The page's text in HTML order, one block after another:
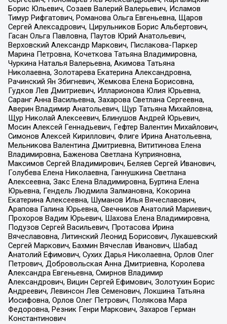
Борис Юльевич, Созаев Валерий Валерьевич, Исламов
Тимур Рифгатович, Романова Ольга Евгеньевна, Щаров
Сергей Алексадрович, Цирульников Борис Альбертович,
Гасан Ольга Павловна, Паутов Юрий Анатольевич,
Верховский Александр Маркович, Пислакова-Паркер
Марина Петровна, Кочеткова Татьяна Владимировна,
Чуркина Наталья Валерьевна, Акимова Татьяна
Николаевна, Золотарева Екатерина Александровна,
Рачинский Ян Збигневич, Жемкова Елена Борисовна,
Гудков Лев Дмитриевич, Илларионова Юлия Юрьевна,
Саранг Анна Васильевна, Захарова Светлана Сергеевна,
Аверин Владимир Анатольевич, Щур Татьяна Михайловна,
Щур Николай Алексеевич, Блинушов Андрей Юрьевич,
Мосин Алексей Геннадьевич, Гефтер Валентин Михайлович,
Симонов Алексей Кириллович, Флиге Ирина Анатольевна,
Мельникова Валентина Дмитриевна, Вититинова Елена
Владимировна, Баженова Светлана Куприяновна,
Максимов Сергей Владимирович, Беляев Сергей Иванович,
Голубева Елена Николаевна, Ганнушкина Светлана
Алексеевна, Закс Елена Владимировна, Буртина Елена
Юрьевна, Гендель Людмила Залмановна, Кокорина
Екатерина Алексеевна, Шуманов Илья Вячеславович,
Арапова Галина Юрьевна, Свечников Анатолий Мариевич,
Прохоров Вадим Юрьевич, Шахова Елена Владимировна,
Подузов Сергей Васильевич, Протасова Ирина
Вячеславовна, Литинский Леонид Борисович, Лукашевский
Сергей Маркович, Бахмин Вячеслав Иванович, Шабад
Анатолий Ефимович, Сухих Дарья Николаевна, Орлов Олег
Петрович, Добровольская Анна Дмитриевна, Королева
Александра Евгеньевна, Смирнов Владимир
Александрович, Вицин Сергей Ефимович, Золотухин Борис
Андреевич, Левинсон Лев Семенович, Локшина Татьяна
Иосифовна, Орлов Олег Петрович, Полякова Мара
Федоровна, Резник Генри Маркович, Захаров Герман
Константинович